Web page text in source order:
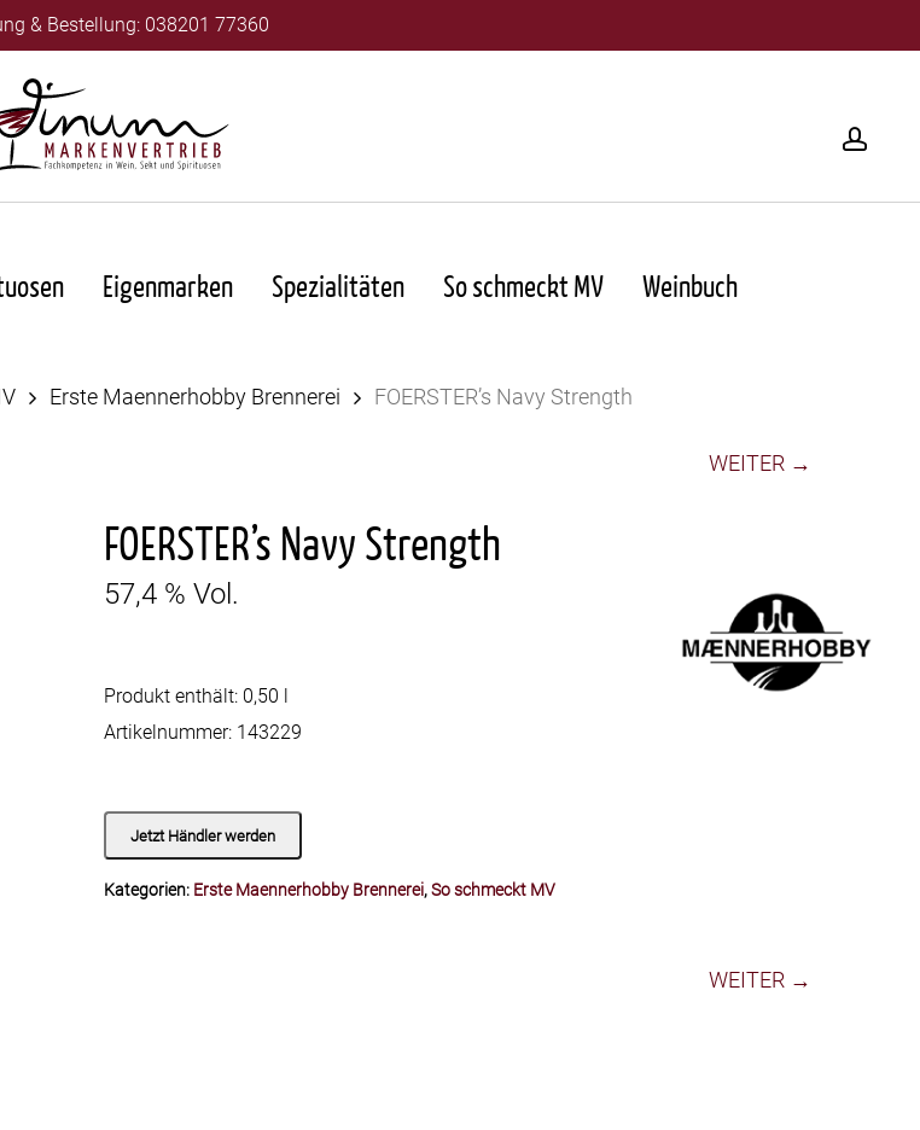
& Bestellung: 038201 77360
Eigenmarken Spezialitäten So schmeckt MV Weinbuch
Erste Maennerhobby Brennerei FOERSTER’s Navy Strength
WEITER →
FOERSTER’s Navy Strength
57,4 % Vol.
Produkt enthält: 0,50
Artikelnummer:143229
Jetzt Händler werden
Kategorien: Erste Maennerhobby Brennerei,So schmeckt MV
WEITER →